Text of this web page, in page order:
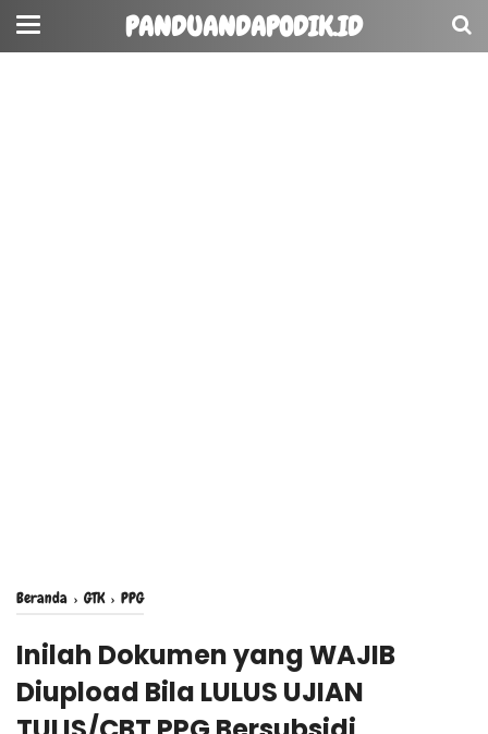
PANDUANDAPODIK.ID
Beranda › GTK › PPG
Inilah Dokumen yang WAJIB
Diupload Bila LULUS UJIAN